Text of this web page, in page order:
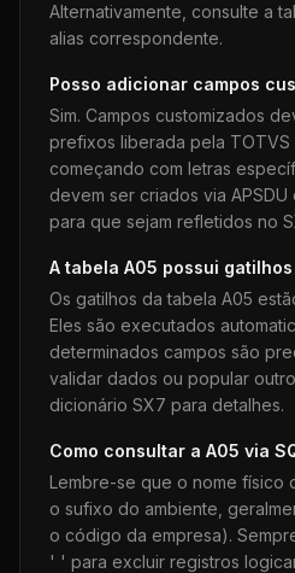
Alternativamente, consulte a
alias correspondente.
Posso adicionar campos
Sim. Campos customizados
prefixos liberada pela TOTVS
começando com letras
devem ser criados via
para que sejam refletidos no
A tabela A05 possui
Os gatilhos da tabela A05
Eles são executados
determinados campos são
validar dados ou popular
dicionário SX7 para detalhes.
Como consultar a A05 via
Lembre-se que o nome físico
o sufixo do ambiente,
o código da empresa).
' ' para excluir registros